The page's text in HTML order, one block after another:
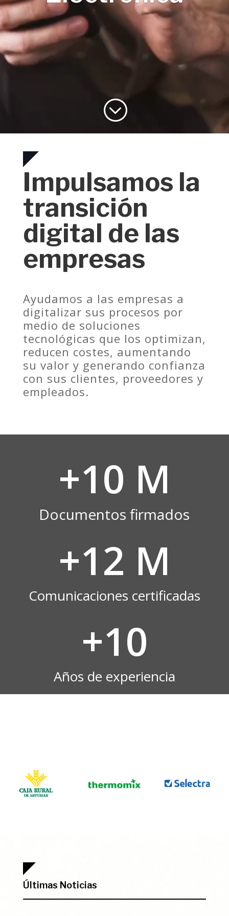
;
Impulsamos la
transición
digital de las
empresas
Ayudamos a las empresas a
digitalizar sus procesos por
medio de soluciones
tecnológicas que los optimizan,
reducen costes, aumentando
su valor y generando confianza
con sus clientes, proveedores y
empleados.
+10 M
Documentos firmados
+12 M
Comunicaciones certificadas
+10
Años de experiencia
Últimas Noticias